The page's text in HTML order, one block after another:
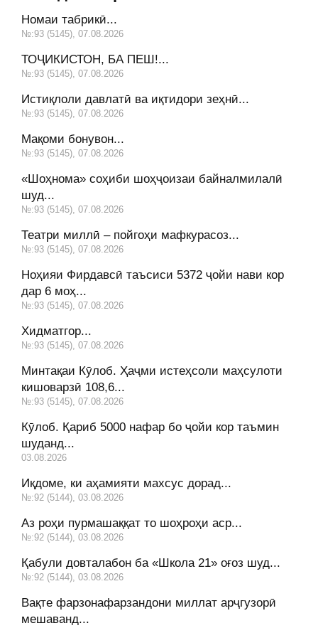
Номаи табрикӣ...
№:93 (5145), 07.08.2026
ТОҶИКИСТОН, БА ПЕШ!...
№:93 (5145), 07.08.2026
Истиқлоли давлатӣ ва иқтидори зеҳнӣ...
№:93 (5145), 07.08.2026
Мақоми бонувон...
№:93 (5145), 07.08.2026
«Шоҳнома» соҳиби шоҳҷоизаи байналмилалӣ
шуд...
№:93 (5145), 07.08.2026
Театри миллӣ – пойгоҳи мафкурасоз...
№:93 (5145), 07.08.2026
Ноҳияи Фирдавсӣ таъсиси 5372 ҷойи нави кор
дар 6 моҳ...
№:93 (5145), 07.08.2026
Хидматгор...
№:93 (5145), 07.08.2026
Минтақаи Кӯлоб. Ҳаҷми истеҳсоли маҳсулоти
кишоварзӣ 108,6...
№:93 (5145), 07.08.2026
Кӯлоб. Қариб 5000 нафар бо ҷойи кор таъмин
шуданд...
03.08.2026
Иқдоме, ки аҳамияти махсус дорад...
№:92 (5144), 03.08.2026
Аз роҳи пурмашаққат то шоҳроҳи аср...
№:92 (5144), 03.08.2026
Қабули довталабон ба «Школа 21» оғоз шуд...
№:92 (5144), 03.08.2026
Вақте фарзонафарзандони миллат арҷгузорӣ
мешаванд...